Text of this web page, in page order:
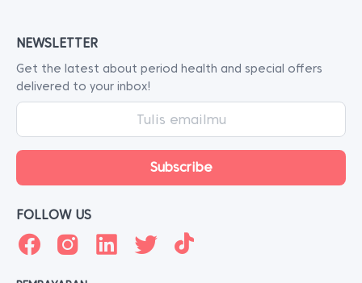
NEWSLETTER
Get the latest about period health and special offers
delivered to your inbox!
FOLLOW US